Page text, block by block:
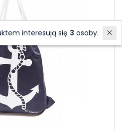
interesują się 3 osoby.